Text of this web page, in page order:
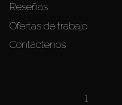
Reseñas
Ofertas de trabajo
Contáctenos
1